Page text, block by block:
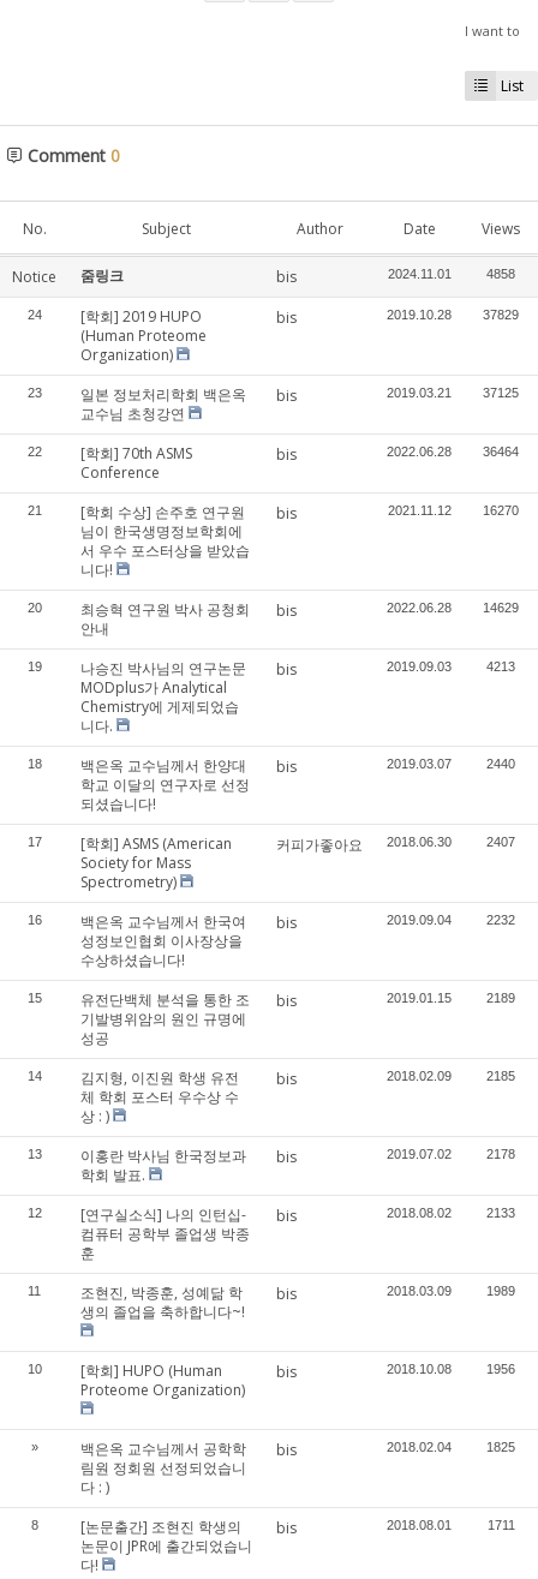
I want to
List
Comment 0
No. Subject Author Date Views
Notice 줌링크 bis 2024.11.01 4858
24
[학회] 2019 HUPO
(Human Proteome
Organization)
bis 2019.10.28 37829
23
일본 정보처리학회 백은옥
교수님 초청강연
bis 2019.03.21 37125
22
[학회] 70th ASMS
Conference
bis 2022.06.28 36464
21
[학회 수상] 손주호 연구원
님이 한국생명정보학회에
서 우수 포스터상을 받았습
니다!
bis 2021.11.12 16270
20
최승혁 연구원 박사 공청회
안내
bis 2022.06.28 14629
19
나승진 박사님의 연구논문
MODplus가 Analytical
Chemistry에 게제되었습
니다.
bis 2019.09.03 4213
18
백은옥 교수님께서 한양대
학교 이달의 연구자로 선정
되셨습니다!
bis 2019.03.07 2440
17
[학회] ASMS (American
Society for Mass
Spectrometry)
커피가좋아요 2018.06.30 2407
16
백은옥 교수님께서 한국여
성정보인협회 이사장상을
수상하셨습니다!
bis 2019.09.04 2232
15
유전단백체 분석을 통한 조
기발병위암의 원인 규명에
성공
bis 2019.01.15 2189
14
김지형, 이진원 학생 유전
체 학회 포스터 우수상 수
상 : )
bis 2018.02.09 2185
13
이홍란 박사님 한국정보과
학회 발표.
bis 2019.07.02 2178
12
[연구실소식] 나의 인턴십-
컴퓨터 공학부 졸업생 박종
훈
bis 2018.08.02 2133
11
조현진, 박종훈, 성예닮 학
생의 졸업을 축하합니다~!
bis 2018.03.09 1989
10
[학회] HUPO (Human
Proteome Organization)
bis 2018.10.08 1956
»
백은옥 교수님께서 공학학
림원 정회원 선정되었습니
다 : )
bis 2018.02.04 1825
8
[논문출간] 조현진 학생의
논문이 JPR에 출간되었습니
다!
bis 2018.08.01 1711